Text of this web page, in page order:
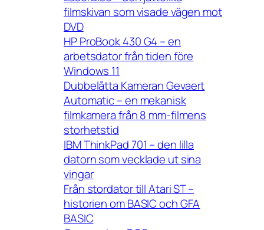
filmskivan som visade vägen mot
DVD
HP ProBook 430 G4 – en
arbetsdator från tiden före
Windows 11
Dubbelåtta Kameran Gevaert
Automatic – en mekanisk
filmkamera från 8 mm-filmens
storhetstid
IBM ThinkPad 701 – den lilla
datorn som vecklade ut sina
vingar
Från stordator till Atari ST –
historien om BASIC och GFA
BASIC